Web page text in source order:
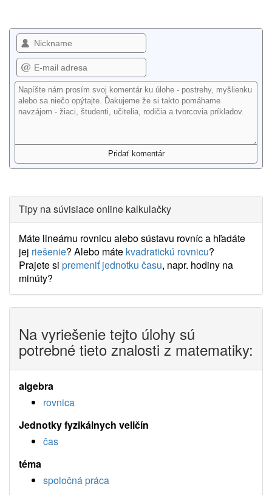
Tipy na súvisiace online kalkulačky
Máte lineárnu rovnicu alebo sústavu rovníc a hľadáte
jej riešenie? Alebo máte kvadratickú rovnicu?
Prajete si premeniť jednotku času, napr. hodiny na
minúty?
Na vyriešenie tejto úlohy sú
potrebné tieto znalosti z matematiky:
algebra
rovnica
Jednotky fyzikálnych veličín
čas
téma
spoločná práca